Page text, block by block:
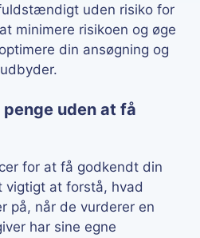
uden risiko for
minimere risikoen og øge
din ansøgning og
uden at få
for at få godkendt din
vigtigt at forstå, hvad
på, når de vurderer en
har sine egne